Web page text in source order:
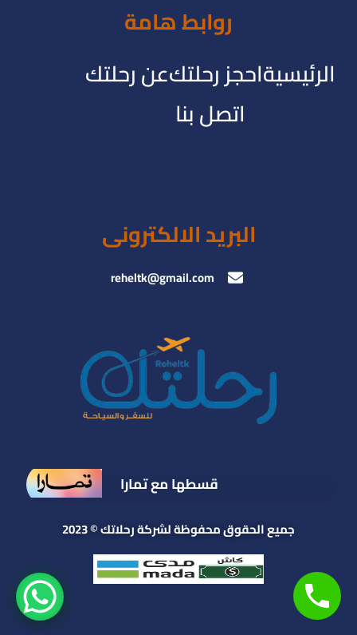
روابط هامة
الرئيسيةاحجز رحلتكعن رحلتك
اتصل بنا
البريد الالكترونى
reheltk@gmail.com
قسطها مع تمارا
جميع الحقوق محفوظة لشركة رحلاتك © 2023